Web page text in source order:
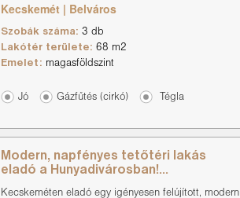
Kecskemét | Belváros
Szobák száma:3 db
Lakótér területe:68 m2
Emelet: magasföldszint
Jó Gázfűtés (cirkó) Tégla
Modern, napfényes tetőtéri lakás
eladó a Hunyadivárosban!...
Kecskeméten eladó egy igényesen felújított, modern